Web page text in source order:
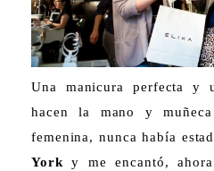
Una manicura perfecta y
hacen la mano y
femenina, nunca había
Yorky me encantó, ahora